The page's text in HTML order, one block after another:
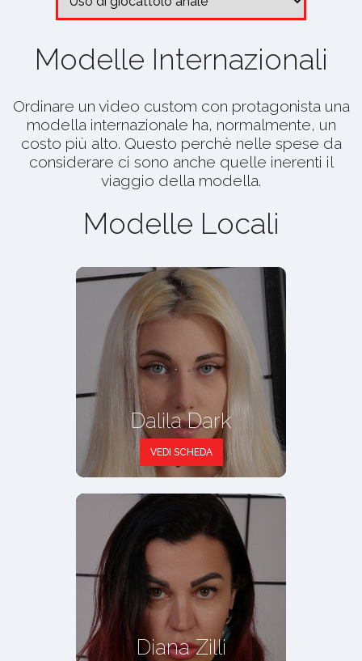
Modelle Internazionali
Ordinare un video custom con protagonista una
modella internazionale ha, normalmente, un
costo più alto. Questo perchè nelle spese da
considerare ci sono anche quelle inerenti il
viaggio della modella.
Modelle Locali
Dalila Dark
VEDI SCHEDA
Diana Zilli